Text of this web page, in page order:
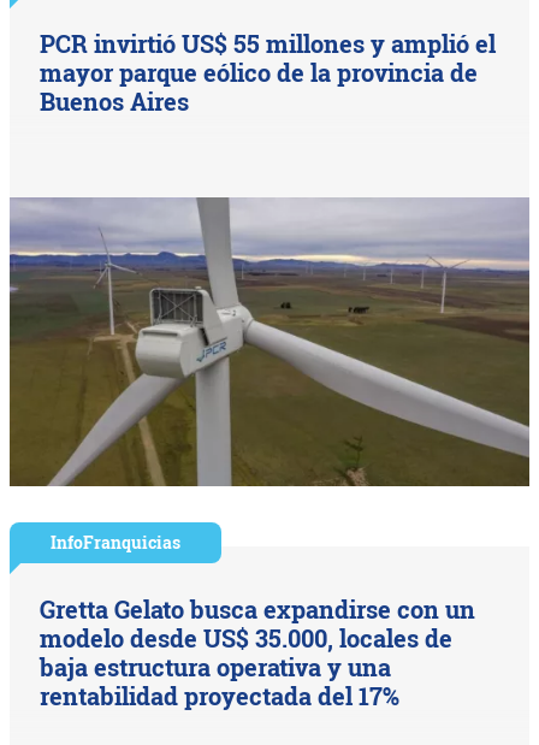
PCR invirtió US$ 55 millones y amplió el
mayor parque eólico de la provincia de
Buenos Aires
InfoFranquicias
Gretta Gelato busca expandirse con un
modelo desde US$ 35.000, locales de
baja estructura operativa y una
rentabilidad proyectada del 17%